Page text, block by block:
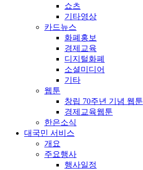
쇼츠
기타영상
카드뉴스
화폐홍보
경제교육
디지털화폐
소셜미디어
기타
웹툰
창립 70주년 기념 웹툰
경제교육웹툰
한은소식
대국민 서비스
개요
주요행사
행사일정